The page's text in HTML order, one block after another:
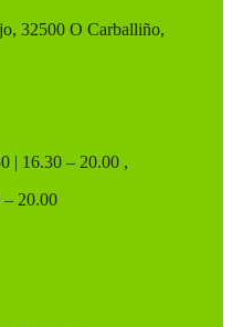
32500 O Carballiño,
| 16.30 – 20.00 ,
– 20.00